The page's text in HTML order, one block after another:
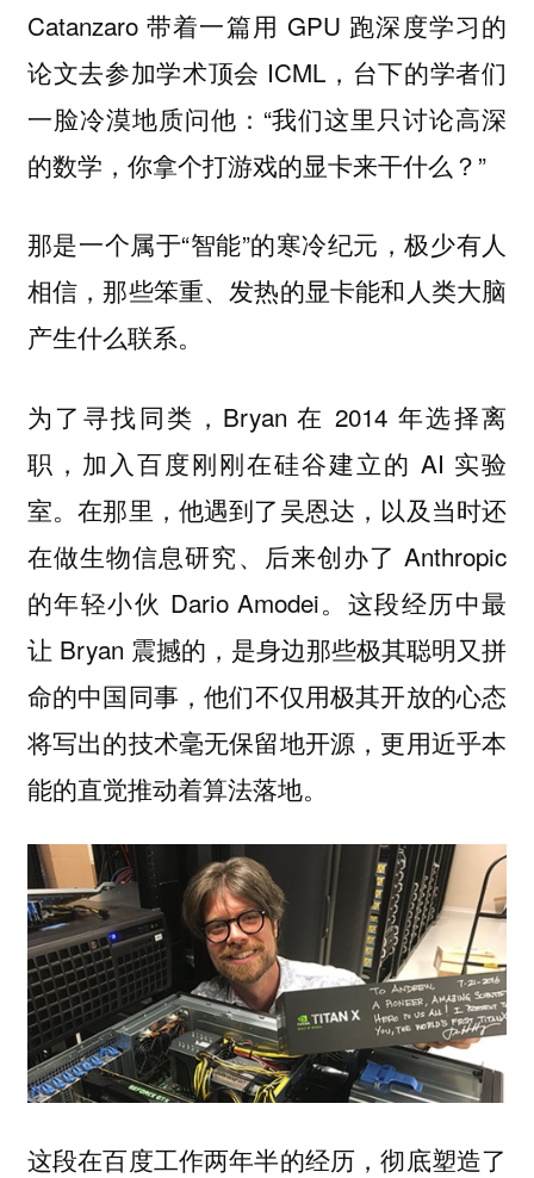
Catanzaro 带着一篇用 GPU 跑深度学习的
论文去参加学术顶会 ICML，台下的学者们
一脸冷漠地质问他：“我们这里只讨论高深
的数学，你拿个打游戏的显卡来干什么？ ”
那是一个属于“智能”的寒冷纪元，极少有人
相信，那些笨重、发热的显卡能和人类大脑
产生什么联系。
为了寻找同类，Bryan 在 2014 年选择离
职，加入百度刚刚在硅谷建立的 AI 实验
室。在那里，他遇到了吴恩达，以及当时还
在做生物信息研究、后来创办了 Anthropic
的年轻小伙 Dario Amodei。这段经历中最
让 Bryan 震撼的，是身边那些极其聪明又拼
命的中国同事，他们不仅用极其开放的心态
将写出的技术毫无保留地开源，更用近乎本
能的直觉推动着算法落地。
这段在百度工作两年半的经历，彻底塑造了